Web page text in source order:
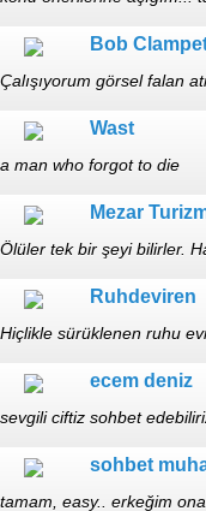
Bob
Çalışıyorum görsel falan
Wast
a man who forgot to die
Mezar
Ölüler tek bir şeyi bilirler.
Ruhdeviren
Hiçlikle sürüklenen ruhu
çağlarken, akmak istediği
ecem deniz
sevgili ciftiz sohbet
sohbet
tamam, easy.. erkeğim